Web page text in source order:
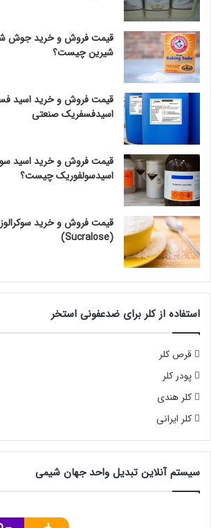
قیمت فروش و خرید جوش
شیرین چیست؟
قیمت فروش و خرید اسید
اسیدفسفریک صنعتی
قیمت فروش و خرید اسید
اسیدسولفوریک چیست؟
قیمت فروش و خرید سوکرالوز |
(Sucralose)
استفاده از کلر برای ضدعفونی استخر
قرص کلر
پودر کلر
کلر هندی
کلر ایرانی
سیستم آنلاین تبدیل واحد جهان شیمی